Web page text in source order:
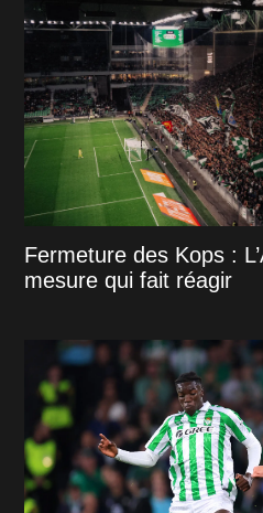
Fermeture des Kops :
mesure qui fait réagir